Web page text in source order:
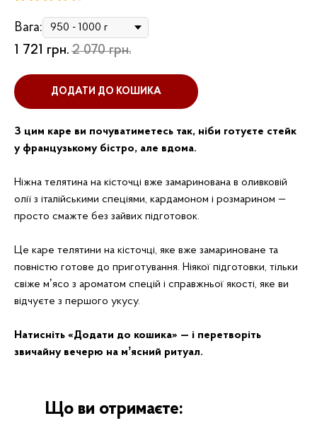
Вага:
1 721 грн. 2 070 грн.
ДОДАТИ ДО КОШИКА
З цим каре ви почуватиметесь так, ніби готуєте стейк
у французькому бістро, але вдома.
Ніжна телятина на кісточці вже замаринована в оливковій
олії з італійськими спеціями, кардамоном і розмарином —
просто смажте без зайвих підготовок.
Це каре телятини на кісточці, яке вже замариноване та
повністю готове до приготування. Ніякої підготовки, тільки
свіже мʼясо з ароматом спецій і справжньої якості, яке ви
відчуєте з першого укусу.
Натисніть «Додати до кошика» — і перетворіть
звичайну вечерю на мʼясний ритуал.
Що ви отримаєте: